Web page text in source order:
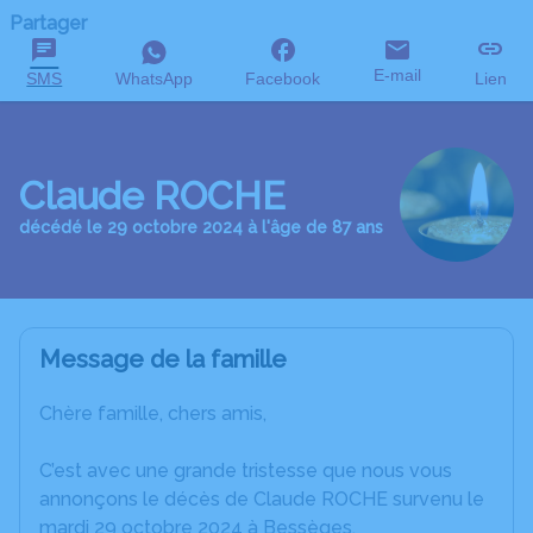
Partager
SMS WhatsApp Facebook E-mail Lien
Claude ROCHE
décédé le 29 octobre 2024 à l'âge de 87 ans
Message de la famille
Chère famille, chers amis,
C’est avec une grande tristesse que nous vous
annonçons le décès de Claude ROCHE survenu le
mardi 29 octobre 2024 à Bessèges.